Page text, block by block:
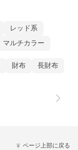
レッド系
マルチカラー
財布 長財布
ページ上部に戻る